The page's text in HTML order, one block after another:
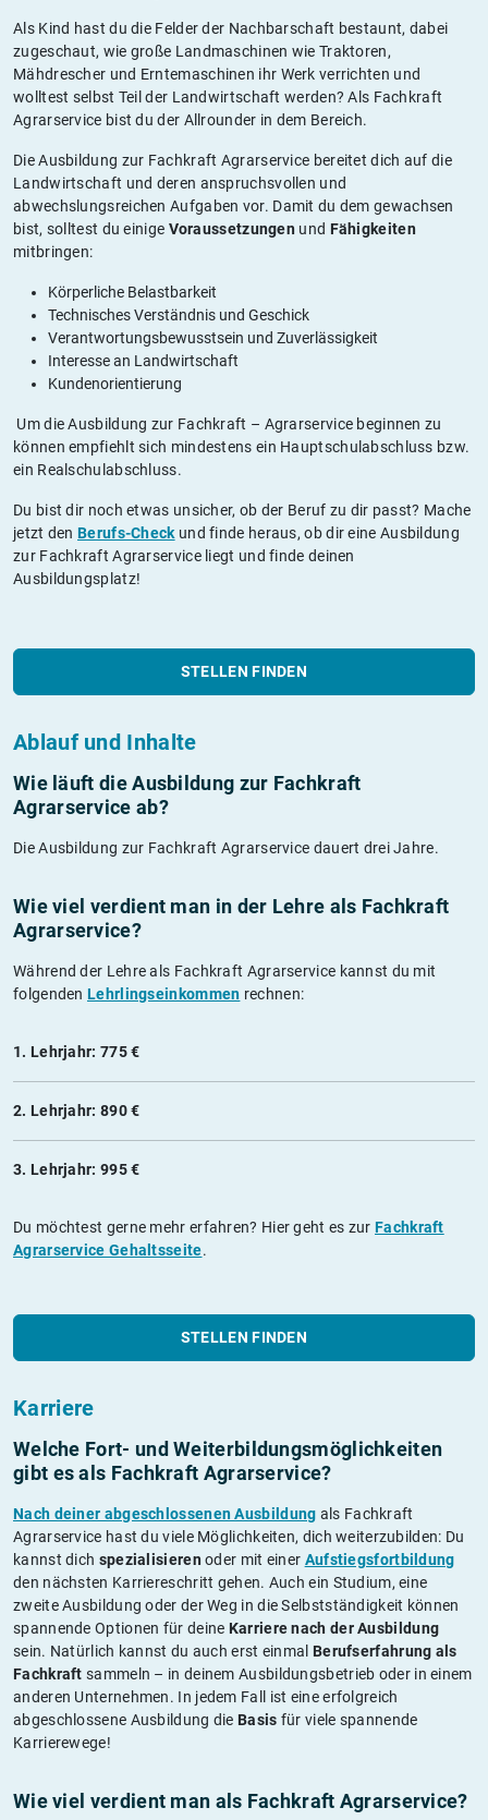
Als Kind hast du die Felder der Nachbarschaft bestaunt, dabei
zugeschaut, wie große Landmaschinen wie Traktoren,
Mähdrescher und Erntemaschinen ihr Werk verrichten und
wolltest selbst Teil der Landwirtschaft werden? Als Fachkraft
Agrarservice bist du der Allrounder in dem Bereich.
Die Ausbildung zur Fachkraft Agrarservice bereitet dich auf die
Landwirtschaft und deren anspruchsvollen und
abwechslungsreichen Aufgaben vor. Damit du dem gewachsen
bist, solltest du einige Voraussetzungen und Fähigkeiten
mitbringen:
Körperliche Belastbarkeit
Technisches Verständnis und Geschick
Verantwortungsbewusstsein und Zuverlässigkeit
Interesse an Landwirtschaft
Kundenorientierung
Um die Ausbildung zur Fachkraft – Agrarservice beginnen zu
können empfiehlt sich mindestens ein Hauptschulabschluss bzw.
ein Realschulabschluss.
Du bist dir noch etwas unsicher, ob der Beruf zu dir passt? Mache
jetzt den Berufs-Check und finde heraus, ob dir eine Ausbildung
zur Fachkraft Agrarservice liegt und finde deinen
Ausbildungsplatz!
STELLEN FINDEN
Ablauf und Inhalte
Wie läuft die Ausbildung zur Fachkraft
Agrarservice ab?
Die Ausbildung zur Fachkraft Agrarservice dauert drei Jahre.
Wie viel verdient man in der Lehre als Fachkraft
Agrarservice?
Während der Lehre als Fachkraft Agrarservice kannst du mit
folgenden Lehrlingseinkommen rechnen:
1. Lehrjahr: 775 €
2. Lehrjahr: 890 €
3. Lehrjahr: 995 €
Du möchtest gerne mehr erfahren? Hier geht es zur Fachkraft
Agrarservice Gehaltsseite.
STELLEN FINDEN
Karriere
Welche Fort- und Weiterbildungs­möglichkeiten
gibt es als Fachkraft Agrarservice?
Nach deiner abgeschlossenen Ausbildung als Fachkraft
Agrarservice hast du viele Möglichkeiten, dich weiterzubilden: Du
kannst dich spezialisieren oder mit einer Aufstiegsfortbildung
den nächsten Karriereschritt gehen. Auch ein Studium, eine
zweite Ausbildung oder der Weg in die Selbstständigkeit können
spannende Optionen für deine Karriere nach der Ausbildung
sein. Natürlich kannst du auch erst einmal Berufserfahrung als
Fachkraft sammeln – in deinem Ausbildungsbetrieb oder in einem
anderen Unternehmen. In jedem Fall ist eine erfolgreich
abgeschlossene Ausbildung die Basis für viele spannende
Karrierewege!
Wie viel verdient man als Fachkraft Agrarservice?